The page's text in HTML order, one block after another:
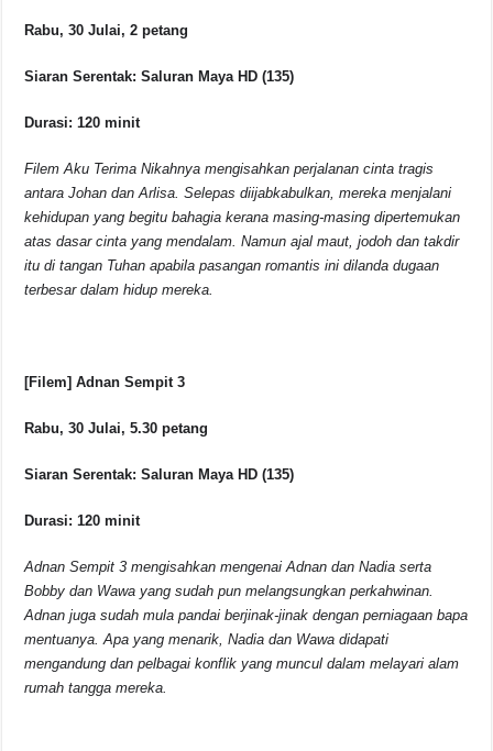
Rabu, 30 Julai, 2 petang
Siaran Serentak: Saluran Maya HD (135)
Durasi: 120 minit
Filem Aku Terima Nikahnya mengisahkan perjalanan cinta tragis
antara Johan dan Arlisa. Selepas diijabkabulkan, mereka menjalani
kehidupan yang begitu bahagia kerana masing-masing dipertemukan
atas dasar cinta yang mendalam. Namun ajal maut, jodoh dan takdir
itu di tangan Tuhan apabila pasangan romantis ini dilanda dugaan
terbesar dalam hidup mereka.
[Filem] Adnan Sempit 3
Rabu, 30 Julai, 5.30 petang
Siaran Serentak: Saluran Maya HD (135)
Durasi: 120 minit
Adnan Sempit 3 mengisahkan mengenai Adnan dan Nadia serta
Bobby dan Wawa yang sudah pun melangsungkan perkahwinan.
Adnan juga sudah mula pandai berjinak-jinak dengan perniagaan bapa
mentuanya. Apa yang menarik, Nadia dan Wawa didapati
mengandung dan pelbagai konflik yang muncul dalam melayari alam
rumah tangga mereka.